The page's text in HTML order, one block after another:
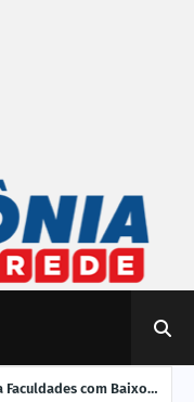
Faculdades com Baixo